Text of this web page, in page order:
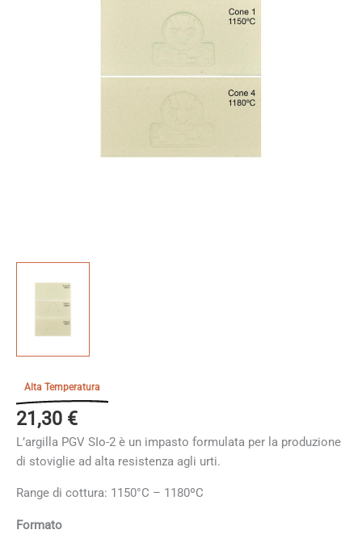
Alta Temperatura
21,30 €
L’argilla PGV SIo-2 è un impasto formulata per la produzione
di stoviglie ad alta resistenza agli urti.
Range di cottura: 1150°C – 1180ºC
Formato